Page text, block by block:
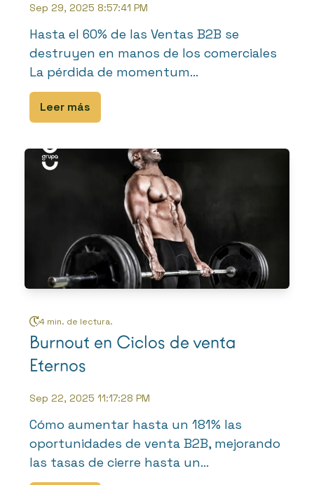
Sep 29, 2025 8:57:41 PM
Hasta el 60% de las Ventas B2B se
destruyen en manos de los comerciales
La pérdida de momentum...
Leer más
4 min. de lectura.
Burnout en Ciclos de venta
Eternos
Sep 22, 2025 11:17:28 PM
Cómo aumentar hasta un 181% las
oportunidades de venta B2B, mejorando
las tasas de cierre hasta un...